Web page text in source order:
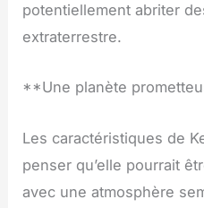
potentiellement abriter
extraterrestre.
**Une planète
Les caractéristiques de
penser qu’elle pourrait
avec une atmosphère